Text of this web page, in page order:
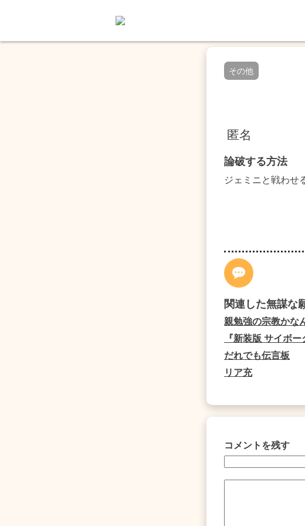
その他
匿名
論破する方法
ジェミニと戦わせ
関連した無謀な
親勉強の宗教かな
『新装版 サイボ
だれでも伝言板
リア充
コメントを残す